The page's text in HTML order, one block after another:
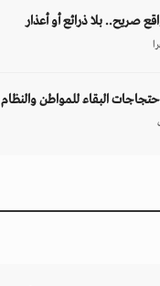
صريح.. بلا ذرائع أو أعذار
البقاء للمواطن والنظام